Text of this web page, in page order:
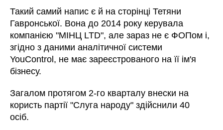
Такий самий напис є й на сторінці Тетяни
Гавронської. Вона до 2014 року керувала
компанією "МІНЦ LTD", але зараз не є ФОПом і,
згідно з даними аналітичної системи
YouControl, не має зареєстрованого на її ім'я
бізнесу.
Загалом протягом 2-го кварталу внески на
користь партії "Слуга народу" здійснили 40
осіб.